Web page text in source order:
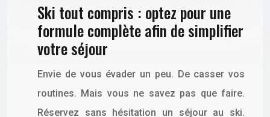
Ski tout compris : optez pour une
formule complète afin de simplifier
votre séjour
Envie de vous évader un peu. De casser vos
routines. Mais vous ne savez pas que faire.
Réservez sans hésitation un séjour au ski.